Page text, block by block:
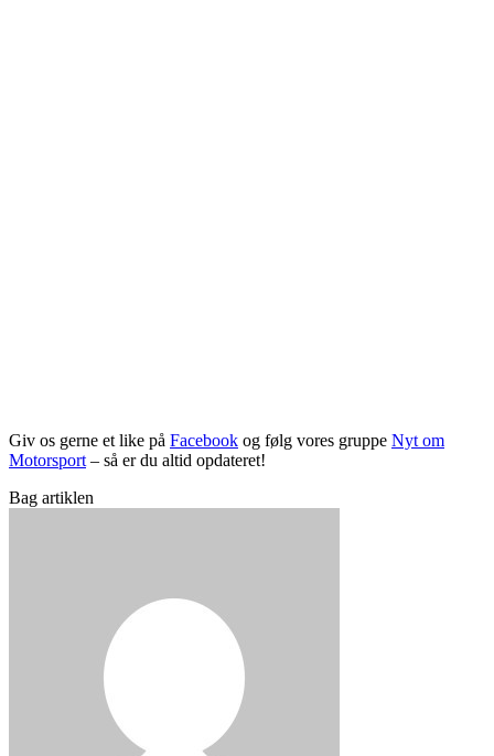
Giv os gerne et like på Facebook og følg vores gruppe Nyt om
Motorsport – så er du altid opdateret!
Bag artiklen